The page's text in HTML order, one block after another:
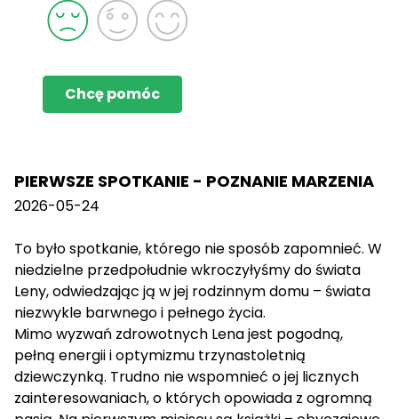
Chcę pomóc
PIERWSZE SPOTKANIE - POZNANIE MARZENIA
2026-05-24
To było spotkanie, którego nie sposób zapomnieć. W
niedzielne przedpołudnie wkroczyłyśmy do świata
Leny, odwiedzając ją w jej rodzinnym domu – świata
niezwykle barwnego i pełnego życia.
Mimo wyzwań zdrowotnych Lena jest pogodną,
pełną energii i optymizmu trzynastoletnią
dziewczynką. Trudno nie wspomnieć o jej licznych
zainteresowaniach, o których opowiada z ogromną